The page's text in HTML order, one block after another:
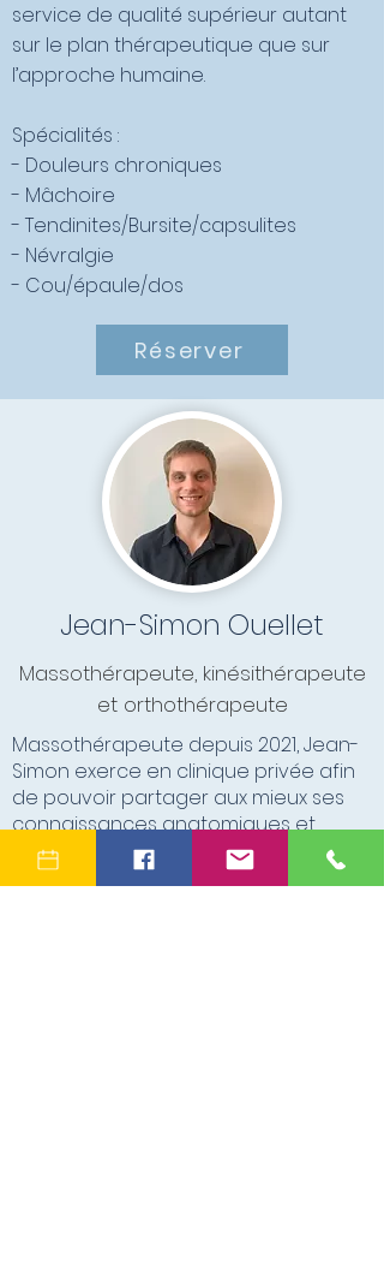
service de qualité supérieur autant
sur le plan thérapeutique que sur
l’approche humaine.
Spécialités :
- Douleurs chroniques
- Mâchoire
- Tendinites/Bursite/capsulites
- Névralgie
- Cou/épaule/dos
Réserver
Jean-Simon Ouellet
Massothérapeute, kinésithérapeute
et orthothérapeute
Massothérapeute depuis 2021, Jean-
Simon exerce en clinique privée afin
de pouvoir partager aux mieux ses
connaissances anatomiques et
thérapeutiques.